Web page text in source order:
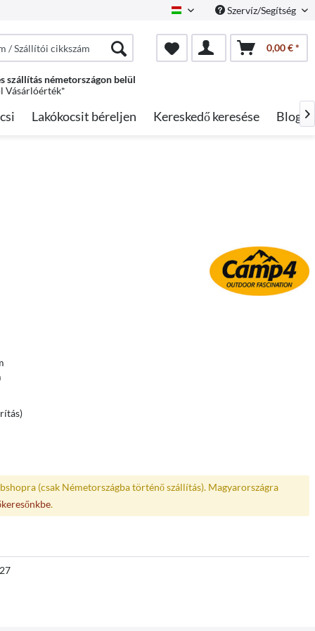
HungarianSzervíz/Segítség
0,00 € *
szállítás németországon belül
Vásárlóérték*
Lakókocsit béreljen Kereskedő keresése Blog 
(csak Németországba történő szállítás). Magyarországra
.